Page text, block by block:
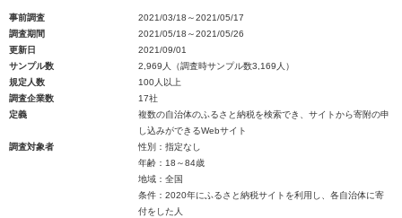
事前調査
2021/03/18～2021/05/17
調査期間
2021/05/18～2021/05/26
更新日
2021/09/01
サンプル数
2,969人（調査時サンプル数3,169人）
規定人数
100人以上
調査企業数
17社
定義
複数の自治体のふるさと納税を検索でき、サイトから寄附の申
し込みができるWebサイト
調査対象者
性別：指定なし
年齢：18～84歳
地域：全国
条件：2020年にふるさと納税サイトを利用し、各自治体に寄
付をした人